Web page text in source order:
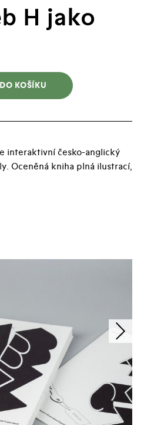
H jako
DO KOŠÍKU
interaktivní česko-anglický
Oceněná kniha plná ilustrací,